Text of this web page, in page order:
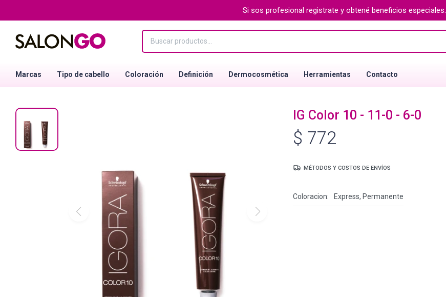
Si sos profesional registrate y obtené beneficios especiales.
Marcas Tipo de cabello Coloración Definición Dermocosmética Herramientas Contacto
IG Color 10 - 11-0 - 6-0
$ 772
MÉTODOS Y COSTOS DE ENVÍOS
Coloracion Express, Permanente